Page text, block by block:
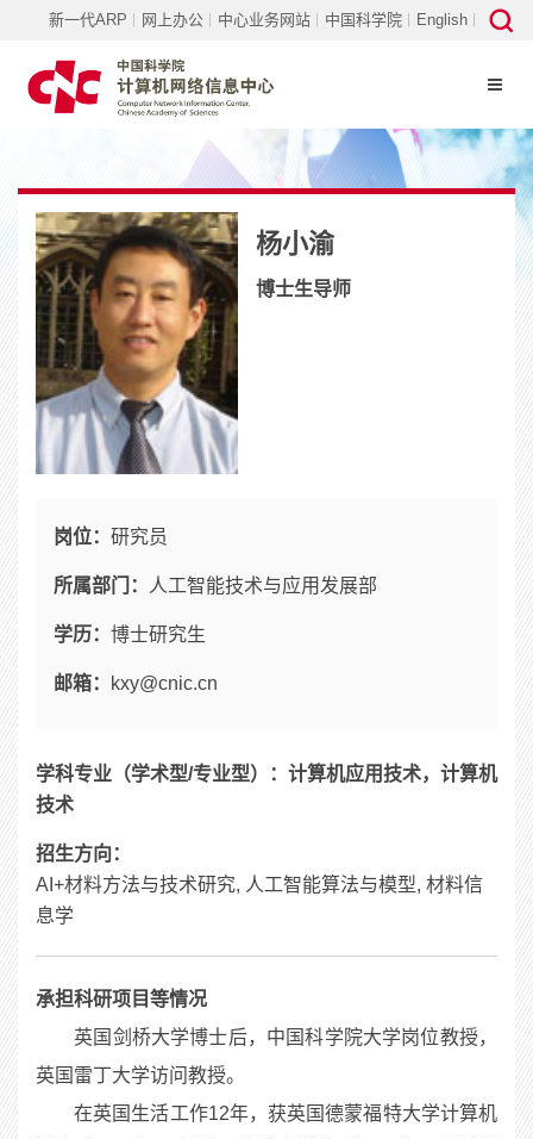
新一代ARP 网上办公 中心业务网站 中国科学院 English
杨小渝
博士生导师
岗位： 研究员
所属部门： 人工智能技术与应用发展部
学历： 博士研究生
邮箱： kxy@cnic.cn
学科专业（学术型/专业型）：计算机应用技术，计算机
技术
招生方向：
AI+材料方法与技术研究, 人工智能算法与模型, 材料信
息学
承担科研项目等情况
英国剑桥大学博士后，中国科学院大学岗位教授，
英国雷丁大学访问教授。
在英国生活工作12年，获英国德蒙福特大学计算机